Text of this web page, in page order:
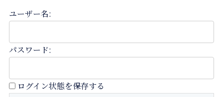
ユーザー名:
パスワード:
ログイン状態を保存する